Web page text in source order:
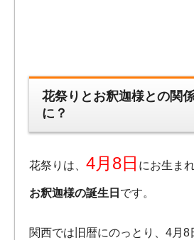
花祭りとお釈迦様との関
に？
花祭りは、 4月8日 にお生ま
お釈迦様の誕生日 です。
関西では旧暦にのっとり、4月8